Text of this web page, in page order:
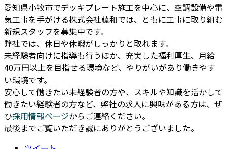
愛知県小牧市でデッキプレート施工を中心に、空調設備や電
気工事を手がける株式会社藤和では、ともに工事に取り組む
新規スタッフを募集中です。
弊社では、休日や休暇がしっかりと取れます。
未経験者向けに指導も行うほか、充実した福利厚生、月給
40万円以上を目指せる環境など、やりがいがあり働きやす
い環境です。
安心して働きたい未経験者の方や、スキルや知識を活かして
働きたい経験者の方など、弊社の求人に興味がある方は、ぜ
ひ採用情報ページからご連絡ください。
最後までご覧いただき誠にありがとうございました。